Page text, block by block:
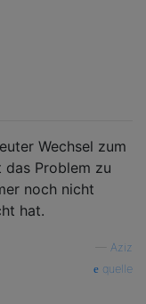
Wechsel zum
das Problem zu
noch nicht
hat.
Aziz
quelle